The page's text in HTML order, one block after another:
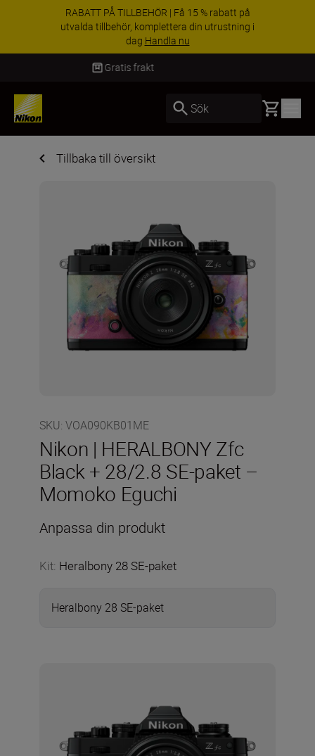
RABATT PÅ TILLBEHÖR | Få 15 % rabatt på
utvalda tillbehör, komplettera din utrustning i
dag Handla nu
Leverans inom 2-4 arbetsdagar
Sök Basket
Tillbaka till översikt
SKU: VOA090KB01ME
Nikon | HERALBONY Zfc
Black + 28/2.8 SE-paket –
Momoko Eguchi
Anpassa din produkt
Kit: Heralbony 28 SE-paket
Heralbony 28 SE-paket